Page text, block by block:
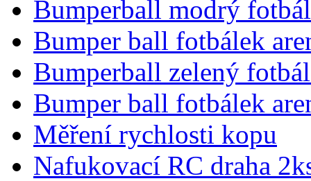
Bumperball modrý
Bumper ball fotbálek
Bumperball zelený
Bumper ball fotbálek
Měření rychlosti kopu
Nafukovací RC draha